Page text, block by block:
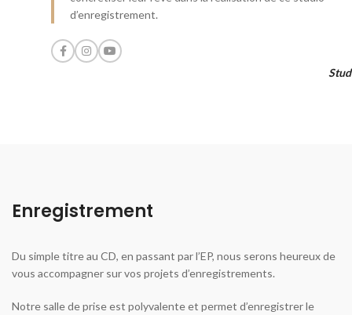
d’enregistrement.
Enregistrement
Du simple titre au CD, en passant par l’EP, nous serons heureux de
vous accompagner sur vos projets d’enregistrements.
Notre salle de prise est polyvalente et permet d’enregistrer le